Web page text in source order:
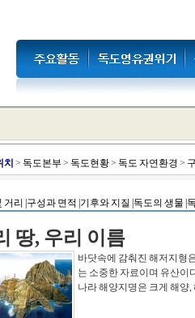
치 > 독도본부 > 독도현황> 독도 자연환경 >
리 | 구성과 면적 | 기후와 지질 | 독도의 생물 |
땅, 우리 이름
바닷속에 감춰진 해저지형
는 소중한 자료이며 유산이
나라 해양지명은 크게 해양,